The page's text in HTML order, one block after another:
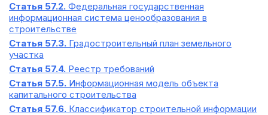
Статья 57.2. Федеральная государственная
информационная система ценообразования в
строительстве
Статья 57.3. Градостроительный план земельного
участка
Статья 57.4. Реестр требований
Статья 57.5. Информационная модель объекта
капитального строительства
Статья 57.6. Классификатор строительной информации